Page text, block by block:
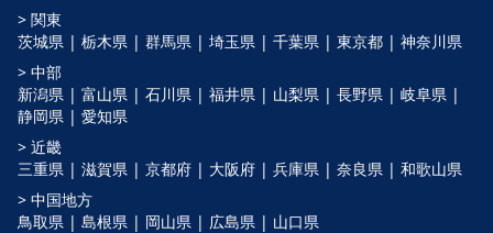
> 関東
茨城県 | 栃木県 | 群馬県 | 埼玉県 | 千葉県 | 東京都 | 神奈川県
> 中部
新潟県 | 富山県 | 石川県 | 福井県 | 山梨県 | 長野県 | 岐阜県 |
静岡県 | 愛知県
> 近畿
三重県 | 滋賀県 | 京都府 | 大阪府 | 兵庫県 | 奈良県 | 和歌山県
> 中国地方
鳥取県 | 島根県 | 岡山県 | 広島県 | 山口県